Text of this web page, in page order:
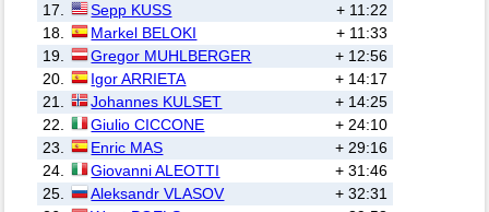
17.
Sepp KUSS
+ 11:22
18.
Markel BELOKI
+ 11:33
19.
Gregor MUHLBERGER
+ 12:56
20.
Igor ARRIETA
+ 14:17
21.
Johannes KULSET
+ 14:25
22.
Giulio CICCONE
+ 24:10
23.
Enric MAS
+ 29:16
24.
Giovanni ALEOTTI
+ 31:46
25.
Aleksandr VLASOV
+ 32:31